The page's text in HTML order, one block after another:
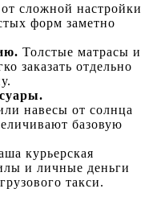
сложной настройки
форм заметно
Толстые матрасы и
заказать отдельно
навесы от солнца
базовую
курьерская
и личные деньги
такси.